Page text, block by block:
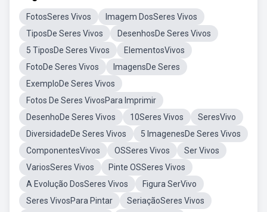
FotosSeres Vivos
Imagem DosSeres Vivos
TiposDe Seres Vivos
DesenhosDe Seres Vivos
5 TiposDe Seres Vivos
ElementosVivos
FotoDe Seres Vivos
ImagensDe Seres
ExemploDe Seres Vivos
Fotos De Seres VivosPara Imprimir
DesenhoDe Seres Vivos
10Seres Vivos
SeresVivo
DiversidadeDe Seres Vivos
5 ImagenesDe Seres Vivos
ComponentesVivos
OSSeres Vivos
Ser Vivos
VariosSeres Vivos
Pinte OSSeres Vivos
A Evolução DosSeres Vivos
Figura SerVivo
Seres VivosPara Pintar
SeriaçãoSeres Vivos